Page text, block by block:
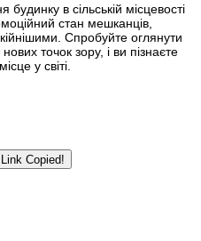
в сільській місцевості
стан мешканців,
Спробуйте оглянути
точок зору, і ви пізнаєте
у світі.
Link Copied!